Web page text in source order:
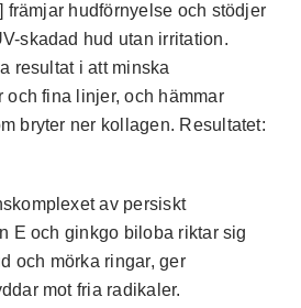
främjar hudförnyelse och stödjer
skadad hud utan irritation.
resultat i att minska
och fina linjer, och hämmar
bryter ner kollagen. Resultatet:
av persiskt
E och ginkgo biloba riktar sig
och mörka ringar, ger
mot fria radikaler.